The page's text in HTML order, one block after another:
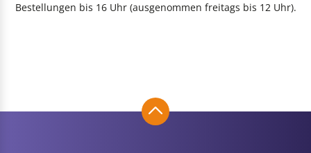
Bestellungen bis 16 Uhr (ausgenommen freitags bis 12 Uhr).